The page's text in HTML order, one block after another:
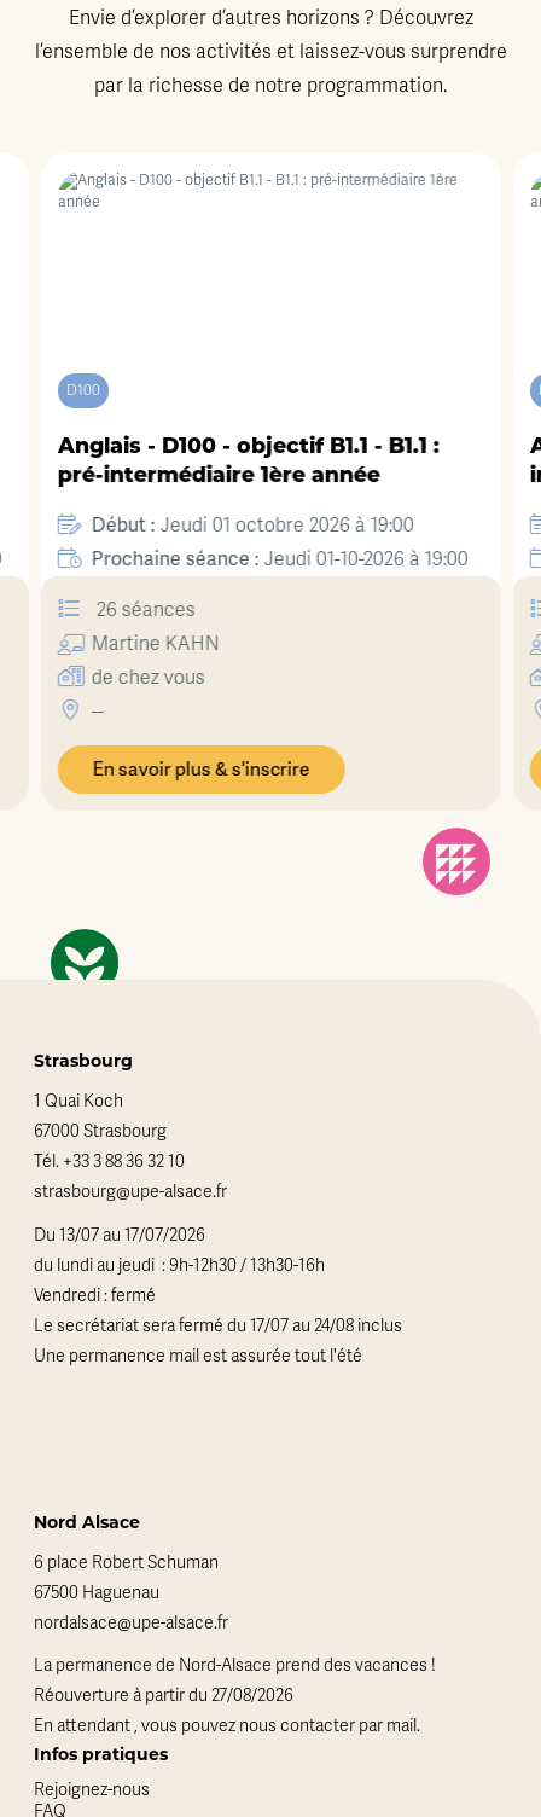
Envie d’explorer d’autres horizons ? Découvrez
l’ensemble de nos activités et laissez-vous surprendre
par la richesse de notre programmation.
D100
Anglais - D100 - objectif B1.1 - B1.1 :
pré-intermédiaire 1ère année
Début : Jeudi 01 octobre 2026 à 19:00
Prochaine séance : Jeudi 01-10-2026 à 19:00
26 séances
Martine KAHN
de chez vous
--
En savoir plus & s'inscrire
Strasbourg
1 Quai Koch
67000 Strasbourg
Tél. +33 3 88 36 32 10
strasbourg@upe-alsace.fr
Du 13/07 au 17/07/2026
du lundi au jeudi : 9h-12h30 / 13h30-16h
Vendredi : fermé
Le secrétariat sera fermé du 17/07 au 24/08 inclus
Une permanence mail est assurée tout l'été
Nord Alsace
6 place Robert Schuman
67500 Haguenau
nordalsace@upe-alsace.fr
La permanence de Nord-Alsace prend des vacances !
Réouverture à partir du 27/08/2026
En attendant , vous pouvez nous contacter par mail.
Infos pratiques
Rejoignez-nous
FAQ